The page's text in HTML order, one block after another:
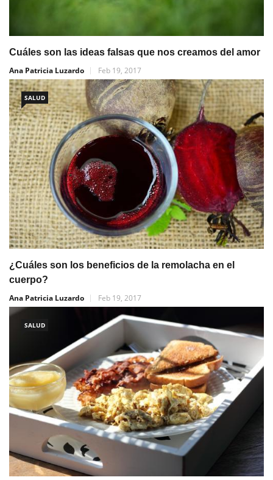
Cuáles son las ideas falsas que nos creamos del amor
Ana Patricia Luzardo
Feb 19, 2017
SALUD
¿Cuáles son los beneficios de la remolacha en el
cuerpo?
Ana Patricia Luzardo
Feb 19, 2017
SALUD